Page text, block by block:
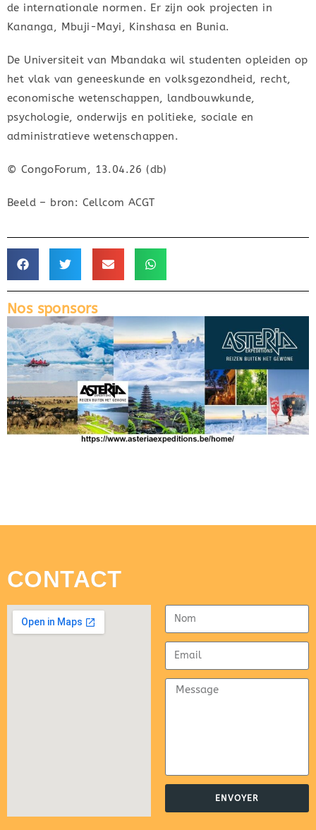
de internationale normen. Er zijn ook projecten in
Kananga, Mbuji-Mayi, Kinshasa en Bunia.
De Universiteit van Mbandaka wil studenten opleiden op
het vlak van geneeskunde en volksgezondheid, recht,
economische wetenschappen, landbouwkunde,
psychologie, onderwijs en politieke, sociale en
administratieve wetenschappen.
© CongoForum, 13.04.26 (db)
Beeld – bron: Cellcom ACGT
Nos sponsors
CONTACT
ENVOYER